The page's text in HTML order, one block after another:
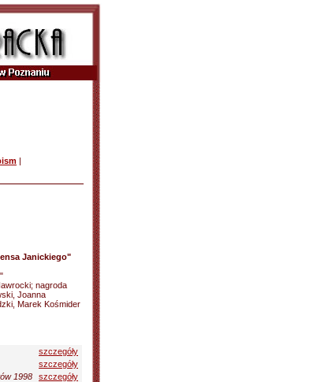
|
Janickiego"
nagroda
Joanna
Marek Kośmider
szczegóły
szczegóły
1998
szczegóły